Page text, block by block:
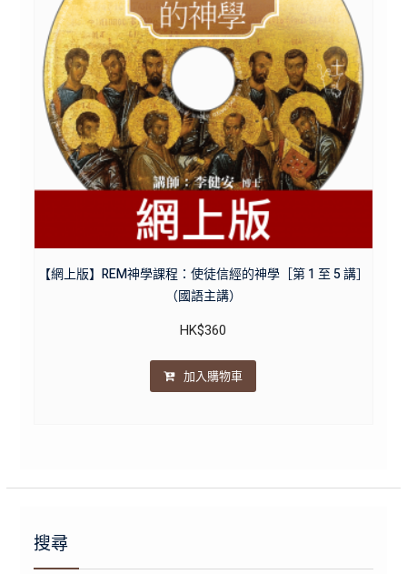
【網上版】REM神學課程：使徒信經的神學［第 1 至 5 講］
（國語主講）
HK$360
加入購物車
搜尋